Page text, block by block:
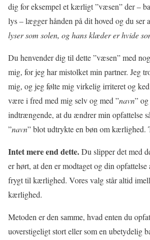
dig for eksempel et kærligt ”væsen” der –
lys – lægger hånden på dit hoved og du ser
lyser som solen, og hans klæder er hvide
Du henvender dig til dette ”væsen” med
mig, for jeg har mistolket min partner. Jeg
mig, og jeg følte mig virkelig irriteret og
være i fred med mig selv og med ”navn”
indtrængende, at du ændrer min opfattelse
”navn” blot udtrykte en bøn om kærlighed.
Intet mere end dette.Du slipper det med
er hørt, at den er modtaget og din
frygt til kærlighed. Vores valg står altid
kærlighed.
Metoden er den samme, hvad enten du
uoverstigeligt stort eller som en ubetydelig